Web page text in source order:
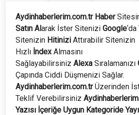
Aydinhaberlerim.com.tr Haber
Satın Alarak İster Sitenizi Google
Sitenizin Hitinizi Attırabilir Sitenizin
Hızlı İndexAlmasını
Sağlayabilirsiniz Alexa Sıralamanızı
Çapında Ciddi Düşmenizi Sağlar.
Aydinhaberlerim.com.tr Üzerinden
Teklif Verebilirsiniz Aydinhaberlerim
Yazısı İçeriğe Uygun Kategoride